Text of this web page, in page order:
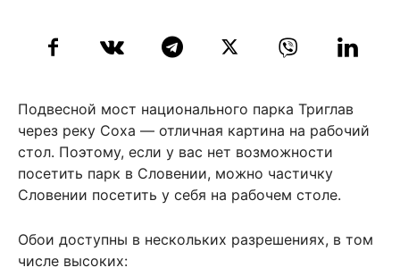
Подвесной мост национального парка Триглав
через реку Соха — отличная картина на рабочий
стол. Поэтому, если у вас нет возможности
посетить парк в Словении, можно частичку
Словении посетить у себя на рабочем столе.
Обои доступны в нескольких разрешениях, в том
числе высоких: